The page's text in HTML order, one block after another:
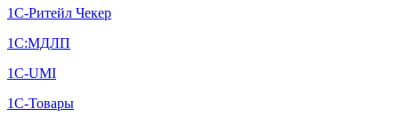
1С-Ритейл Чекер
1С:МДЛП
1С-UMI
1С-Товары